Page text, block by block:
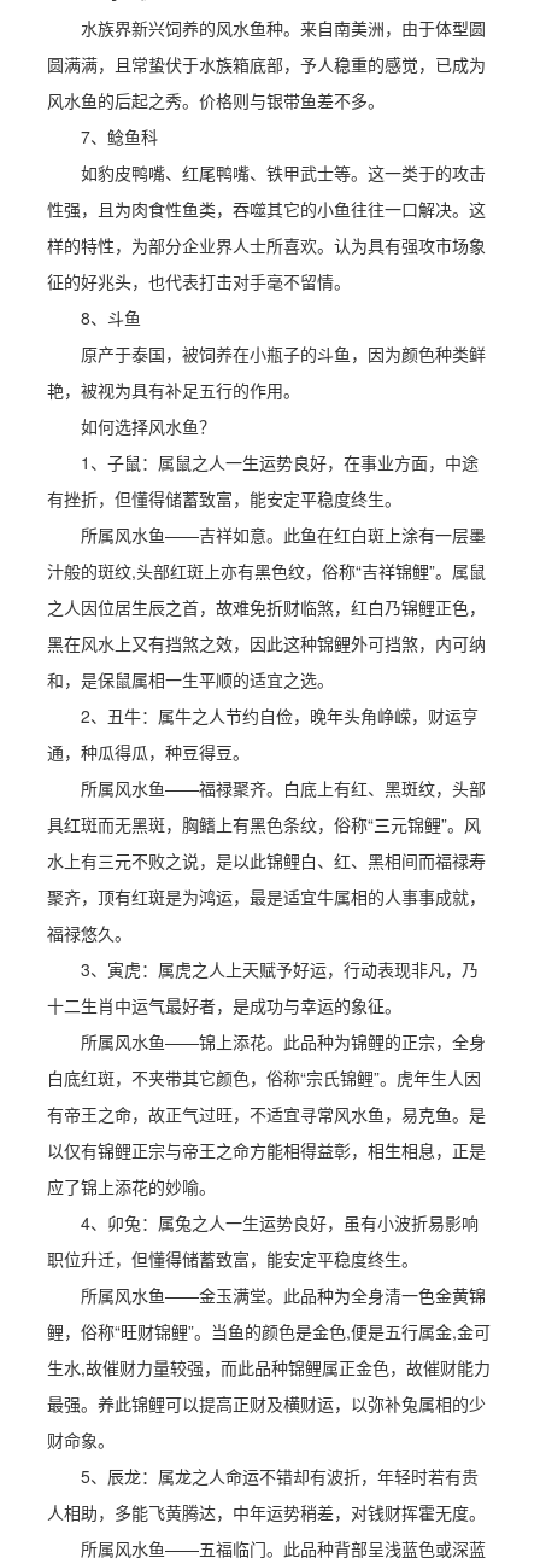
水族界新兴饲养的风水鱼种。来自南美洲，由于体型圆
圆满满，且常蛰伏于水族箱底部，予人稳重的感觉，已成为
风水鱼的后起之秀。价格则与银带鱼差不多。
7、鲶鱼科
如豹皮鸭嘴、红尾鸭嘴、铁甲武士等。这一类于的攻击
性强，且为肉食性鱼类，吞噬其它的小鱼往往一口解决。这
样的特性，为部分企业界人士所喜欢。认为具有强攻市场象
征的好兆头，也代表打击对手毫不留情。
8、斗鱼
原产于泰国，被饲养在小瓶子的斗鱼，因为颜色种类鲜
艳，被视为具有补足五行的作用。
如何选择风水鱼？
1、子鼠：属鼠之人一生运势良好，在事业方面，中途
有挫折，但懂得储蓄致富，能安定平稳度终生。
所属风水鱼——吉祥如意。此鱼在红白斑上涂有一层墨
汁般的斑纹,头部红斑上亦有黑色纹，俗称“吉祥锦鲤”。属鼠
之人因位居生辰之首，故难免折财临煞，红白乃锦鲤正色，
黑在风水上又有挡煞之效，因此这种锦鲤外可挡煞，内可纳
和，是保鼠属相一生平顺的适宜之选。
2、丑牛：属牛之人节约自俭，晚年头角峥嵘，财运亨
通，种瓜得瓜，种豆得豆。
所属风水鱼——福禄聚齐。白底上有红、黑斑纹，头部
具红斑而无黑斑，胸鳍上有黑色条纹，俗称“三元锦鲤”。风
水上有三元不败之说，是以此锦鲤白、红、黑相间而福禄寿
聚齐，顶有红斑是为鸿运，最是适宜牛属相的人事事成就，
福禄悠久。
3、寅虎：属虎之人上天赋予好运，行动表现非凡，乃
十二生肖中运气最好者，是成功与幸运的象征。
所属风水鱼——锦上添花。此品种为锦鲤的正宗，全身
白底红斑，不夹带其它颜色，俗称“宗氏锦鲤”。虎年生人因
有帝王之命，故正气过旺，不适宜寻常风水鱼，易克鱼。是
以仅有锦鲤正宗与帝王之命方能相得益彰，相生相息，正是
应了锦上添花的妙喻。
4、卯兔：属兔之人一生运势良好，虽有小波折易影响
职位升迁，但懂得储蓄致富，能安定平稳度终生。
所属风水鱼——金玉满堂。此品种为全身清一色金黄锦
鲤，俗称“旺财锦鲤”。当鱼的颜色是金色,便是五行属金,金可
生水,故催财力量较强，而此品种锦鲤属正金色，故催财能力
最强。养此锦鲤可以提高正财及横财运，以弥补兔属相的少
财命象。
5、辰龙：属龙之人命运不错却有波折，年轻时若有贵
人相助，多能飞黄腾达，中年运势稍差，对钱财挥霍无度。
所属风水鱼——五福临门。此品种背部呈浅蓝色或深蓝